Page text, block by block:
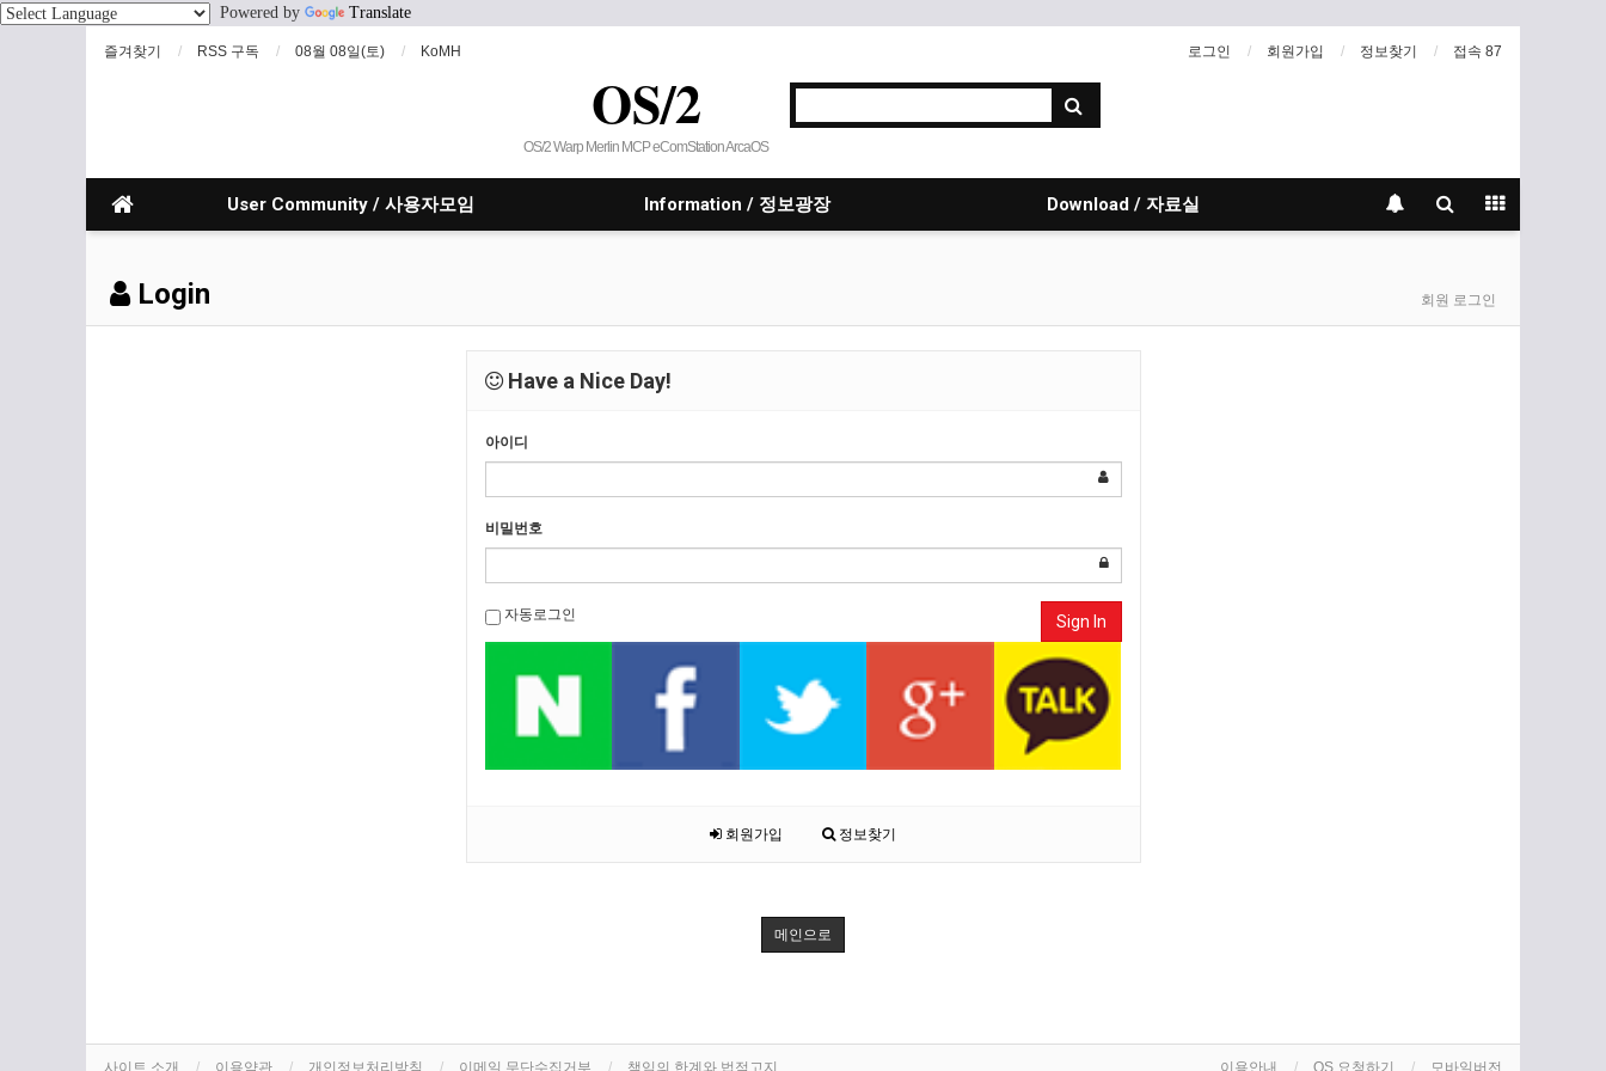
Powered by Translate
즐겨찾기 RSS 구독 08월 08일(토) KoMH 로그인 회원가입 정보찾기 접속 87
OS/2
OS/2 Warp Merlin MCP eComStation ArcaOS
User Community / 사용자모임 Information / 정보광장 Download / 자료실
Login 회원 로그인
Have a Nice Day!
아이디
비밀번호
자동로그인 Sign In
회원가입 정보찾기
메인으로
사이트 소개 이용약관 개인정보처리방침 이메일 무단수집거부 책임의 한계와 법적고지 이용안내 OS 요청하기 모바일버전